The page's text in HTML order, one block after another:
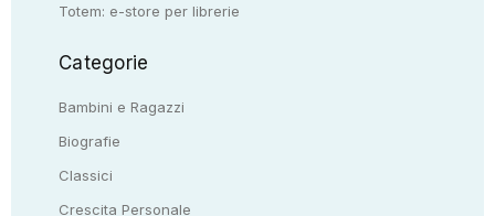
Totem: e-store per librerie
Categorie
Bambini e Ragazzi
Biografie
Classici
Crescita Personale